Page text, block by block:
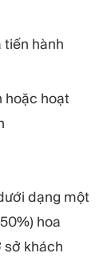
tiến hành
hoặc hoạt
dạng một
hoa
sở khách